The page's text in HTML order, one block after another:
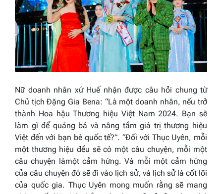
Nữ doanh nhân xứ Huế nhận được câu hỏi chung từ
Chủ tịch Đặng Gia Bena: “Là một doanh nhân, nếu trở
thành Hoa hậu Thương hiệu Việt Nam 2024. Bạn sẽ
làm gì để quảng bá và nâng tầm giá trị thương hiệu
Việt đến với bạn bè quốc tế?”. “Đối với Thục Uyên, mỗi
một thương hiệu đều sẽ có một câu chuyện, mỗi một
câu chuyện làmột cảm hứng. Và mỗi một cảm hứng
của câu chuyện đó sẽ đi vào lịch sử, và lịch sử là cốt lõi
của quốc gia. Thục Uyên mong muốn rằng sẽ mang